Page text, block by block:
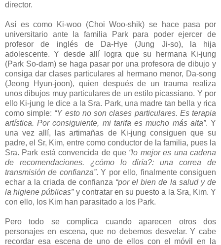
director.
Así es como Ki-woo (Choi Woo-shik) se hace pasa por
universitario ante la familia Park para poder ejercer de
profesor de inglés de Da-Hye (Jung Ji-so), la hija
adolescente. Y desde allí logra que su hermana Ki-jung
(Park So-dam) se haga pasar por una profesora de dibujo y
consiga dar clases particulares al hermano menor, Da-song
(Jeong Hyun-joon), quien después de un trauma realiza
unos dibujos muy particulares de un estilo picassiano. Y por
ello Ki-jung le dice a la Sra. Park, una madre tan bella y rica
como simple: “Y esto no son clases particulares. Es terapia
artística. Por consiguiente, mi tarifa es mucho más alta”. Y
una vez allí, las artimañas de Ki-jung consiguen que su
padre, el Sr, Kim, entre como conductor de la familia, pues la
Sra. Park está convencida de que “lo mejor es una cadena
de recomendaciones. ¿cómo lo diría?: una correa de
transmisión de confianza”. Y por ello, finalmente consiguen
echar a la criada de confianza “por el bien de la salud y de
la higiene públicas”y contratar en su puesto a la Sra, Kim. Y
con ello, los Kim han parasitado a los Park.
Pero todo se complica cuando aparecen otros dos
personajes en escena, que no debemos desvelar. Y cabe
recordar esa escena de uno de ellos con el móvil en la